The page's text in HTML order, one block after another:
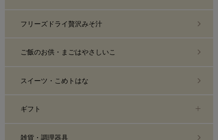
フリーズドライ贅沢みそ汁
ご飯のお供・まごはやさしいこ
スイーツ・こめトはな
ギフト
雑貨・調理器具